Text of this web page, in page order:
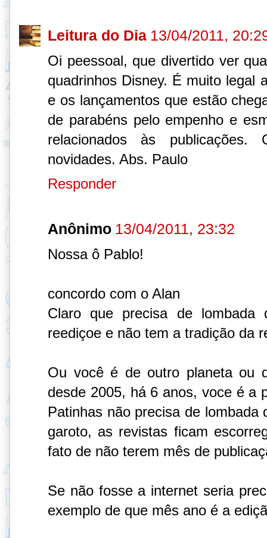
Leitura do Dia 13/04/2011,
Oi peessoal, que divertido ver
quadrinhos Disney. É muito legal
e os lançamentos que estão
de parabéns pelo empenho e
relacionados às
novidades. Abs. Paulo
Responder
Anônimo 13/04/2011, 23:32
Nossa ô Pablo!
concordo com o Alan
Claro que precisa de lombada
reediçoe e não tem a tradição da
Ou você é de outro planeta ou
desde 2005, há 6 anos, voce é a
Patinhas não precisa de lombada
garoto, as revistas ficam
fato de não terem mês de
Se não fosse a internet seria
exemplo de que mês ano é a